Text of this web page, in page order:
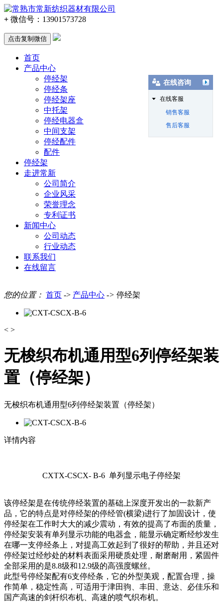
+ 微信号： 13901573728
点击复制微信
首页
产品中心
停经架
停经条
停经架座
中托架
停经电器盒
中间支架
停经配件
配件
停经架
走进常新
公司简介
企业风采
荣誉理念
专利证书
新闻中心
公司动态
行业动态
联系我们
在线留言
您的位置： 首页 -> 产品中心 -> 停经架
< >
无梭织布机通用型6列停经架装
置（停经架）
无梭织布机通用型6列停经架装置（停经架）
详情内容
CXTX-CSCX- B-6 单列显示电子停经架
该停经架是在传统停经装置的基础上深度开发出的一款新产
品，它的特点是对停经架的停经管(横梁)进行了加固设计，使
停经架在工作时大大的减少震动，有效的提高了布面的质量，
停经架安装有单列显示功能的电器盒，能显示确定断经纱发生
在哪一支停经条上，对提高工效起到了很好的帮助，并且还对
停经架过经纱处的材料表面采用硬质处理，耐磨耐用，紧固件
全部采用的是8.8级和12.9级的高强度螺丝。
此型号停经架配有6支停经条，它的外型美观，配置合理，操
作简单，稳定性高，可适用于津田驹、丰田、意达、必佳乐和
国产高速的剑杆织布机、高速的喷气织布机。
在线咨询
在线客服
销售客服
售后客服